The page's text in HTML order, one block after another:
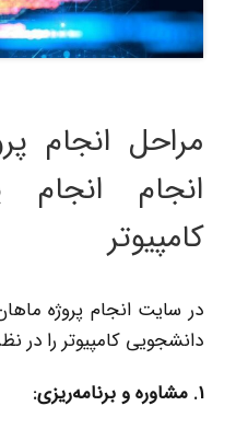
مراحل انجام
انجام انجام
کامپیوتر
در سایت انجام پروژه
دانشجویی کامپیوتر را در
1
. مشاوره و برنامه‌ریزی: